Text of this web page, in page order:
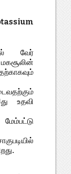
வேர்
உதவி